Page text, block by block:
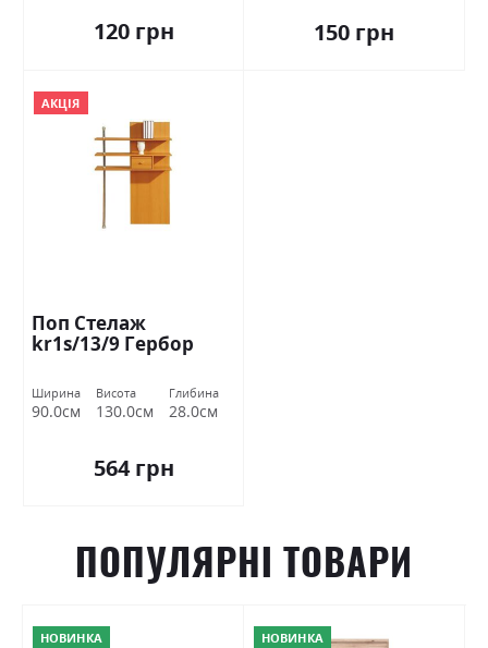
120 грн 150 грн
АКЦІЯ
Поп Стелаж
kr1s/13/9 Гербор
Ширина
90.0см
Висота
130.0см
Глибина
28.0см
564 грн
ПОПУЛЯРНІ ТОВАРИ
НОВИНКА НОВИНКА